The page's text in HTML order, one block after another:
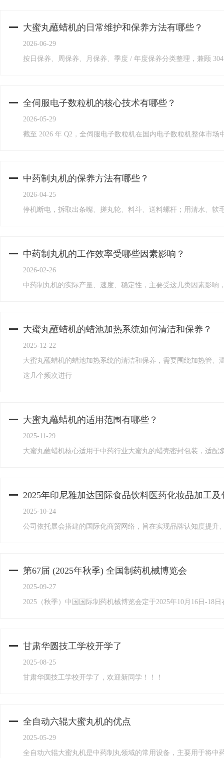
大蜜丸蘸蜡机的日常维护和保养方法有哪些？
2026-06-29
按日保养、周保养、月保养、季度 / 年度保养分类整理，兼顾
全伺服电子数粒机的核心技术有哪些？
2026-05-29
截至 2026 年 Q2，全伺服电子数粒机在国内电子数粒机整体市
中药制丸机的保养方法有哪些？
2026-04-25
停机断电，拆取出条嘴、搓丸轮、料斗、送料螺杆；用清水、
中药制丸机的工作效率受哪些因素影响？
2026-02-26
中药制丸机的实际产量、速度、稳定性，主要受这几类因素影响
大蜜丸蘸蜡机的蜡池加热系统如何清洁和保养？
2025-12-22
大蜜丸蘸蜡机的蜡池加热系统的清洁和保养，需要围绕加热管
这几个频次进行
大蜜丸蘸蜡机的适用范围有哪些？
2025-11-29
大蜜丸蘸蜡机核心适用于中药行业大蜜丸的蜡壳密封包装，适
2025年印尼雅加达国际食品饮料医药化妆品加工
2025-10-24
公司依托展会搭建的国际化商贸网络，​旨在实现品牌认知度提
第67届 (2025年秋季) 全国制药机械博览会
2025-09-27
2025（秋季）中国国际制药机械博览会定于2025年10月16日-18
甘肃华圆技工学校开学了
2025-08-25
甘肃华圆技工学校开学了，欢迎新同学！！！
全自动六辊大蜜丸机的优点
2025-05-29
全自动六辊大蜜丸机是中药制丸领域的常用设备，主要用于将